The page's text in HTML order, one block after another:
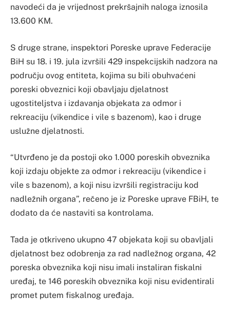
navodeći da je vrijednost prekršajnih naloga iznosila
13.600 KM.
S druge strane, inspektori Poreske uprave Federacije
BiH su 18. i 19. jula izvršili 429 inspekcijskih nadzora na
području ovog entiteta, kojima su bili obuhvaćeni
poreski obveznici koji obavljaju djelatnost
ugostiteljstva i izdavanja objekata za odmor i
rekreaciju (vikendice i vile s bazenom), kao i druge
uslužne djelatnosti.
“Utvrđeno je da postoji oko 1.000 poreskih obveznika
koji izdaju objekte za odmor i rekreaciju (vikendice i
vile s bazenom), a koji nisu izvršili registraciju kod
nadležnih organa”, rečeno je iz Poreske uprave FBiH, te
dodato da će nastaviti sa kontrolama.
Tada je otkriveno ukupno 47 objekata koji su obavljali
djelatnost bez odobrenja za rad nadležnog organa, 42
poreska obveznika koji nisu imali instaliran fiskalni
uređaj, te 146 poreskih obveznika koji nisu evidentirali
promet putem fiskalnog uređaja.